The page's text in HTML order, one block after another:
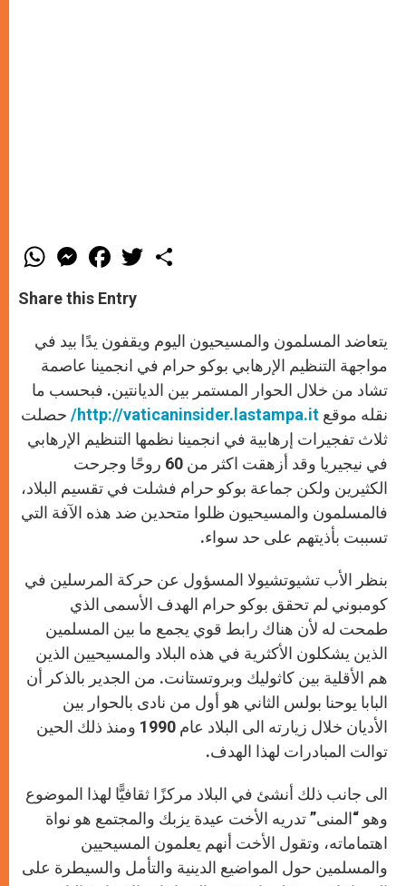
W
h
t
s
p
p
M
e
s
e
g
e
r
F
a
e
b
k
w
Share this Entry
يتعاضد المسلمون والمسيحيون اليوم ويقفون يدًا بيد في
مواجهة التنظيم الإرهابي بوكو حرام في انجمينا عاصمة
تشاد من خلال الحوار المستمر بين الديانتين. فبحسب ما
نقله موقع http://vaticaninsider.lastampa.it
/ حصلت
ثلاث تفجيرات إرهابية في انجمينا نظمها التنظيم الإرهابي
في نيجيريا وقد أزهقت اكثر من 60 روحًا وجرحت
الكثيرين ولكن جماعة بوكو حرام فشلت في تقسيم البلاد،
فالمسلمون والمسيحيون ظلوا متحدين ضد هذه الآفة التي
تسببت بأذيتهم على حد سواء.
بنظر الأب تشيوتشيولا المسؤول عن حركة المرسلين في
كومبوني لم تحقق بوكو حرام الهدف الأسمى الذي
طمحت له لأن هناك رابط قوي يجمع ما بين المسلمين
الذين يشكلون الأكثرية في هذه البلاد والمسيحيين الذين
هم الأقلية بين كاثوليك وبروتستانت. من الجدير بالذكر أن
البابا يوحنا بولس الثاني هو أول من نادى بالحوار بين
الأديان خلال زيارته الى البلاد عام 1990 ومنذ ذلك الحين
توالت المبادرات لهذا الهدف.
الى جانب ذلك أنشئ في البلاد مركزًا ثقافيًّا لهذا الموضوع
وهو “المنى” تدريه الأخت عيدة يزبك والمجتمع هو نواة
اهتماماته، وتقول الأخت أنهم يعلمون المسيحيين
والمسلمين حول المواضيع الدينية والتأمل والسيطرة على